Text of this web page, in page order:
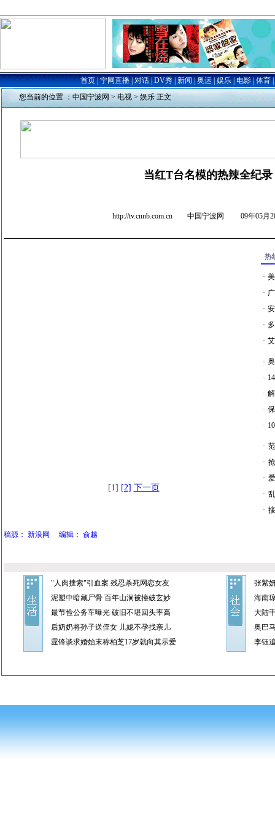
您当前的位置 ： 中国宁波网 > 电视 > 娱乐 正文
当红T台名模的热辣全纪录
http://tv.cnnb.com.cn 中国宁波网 09年05月
[1] [2] 下一页
热
·
·
·
·
·
·
·
·
·
·
·
·
·
·
·
稿源： 新浪网 编辑： 俞越
"人肉搜索"引血案 残忍杀死网恋女友
泥塑中暗藏尸骨 百年山洞被撞破玄妙
最节俭公务车曝光 破旧不堪回头率高
后奶奶将孙子送侄女 儿媳不孕找亲儿
霆锋谈求婚始末称柏芝17岁就向其示爱
张紫
海南
大陆
奥巴
李钰